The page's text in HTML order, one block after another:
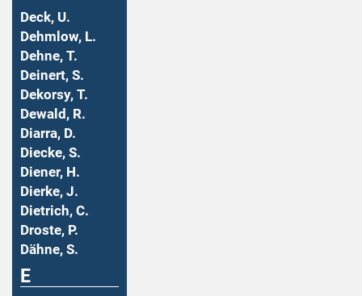
Deck, U.
Dehmlow, L.
Dehne, T.
Deinert, S.
Dekorsy, T.
Dewald, R.
Diarra, D.
Diecke, S.
Diener, H.
Dierke, J.
Dietrich, C.
Droste, P.
Dähne, S.
E